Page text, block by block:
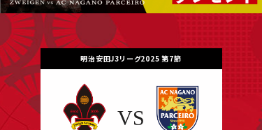
明治安田J3リーグ2025 第7節
VS